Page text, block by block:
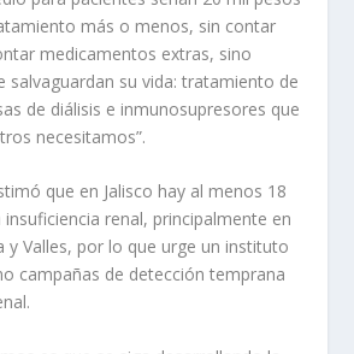
más o menos, sin contar
medicamentos extras, sino
salvaguardan su vida: tratamiento de
de diálisis e inmunosupresores que
necesitamos”.
que en Jalisco hay al menos 18
renal, principalmente en
y Valles, por lo que urge un instituto
campañas de detección temprana